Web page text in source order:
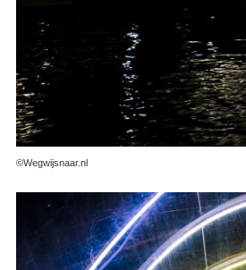
©Wegwijsnaar.nl